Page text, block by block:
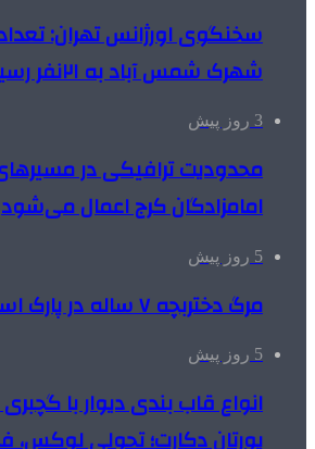
سخنگوی اورژانس تهران:
شهرک شمس آباد به ۲۱نفر رسید
3 روز پیش
محدودیت ترافیکی در
امامزادگان کرج اعمال می‌شود
5 روز پیش
مرگ دختربچه ۷ ساله در پارک اسلامشهر
5 روز پیش
انواع قاب بندی دیوار با
یورتان دکارت؛ تحولی لوکس،